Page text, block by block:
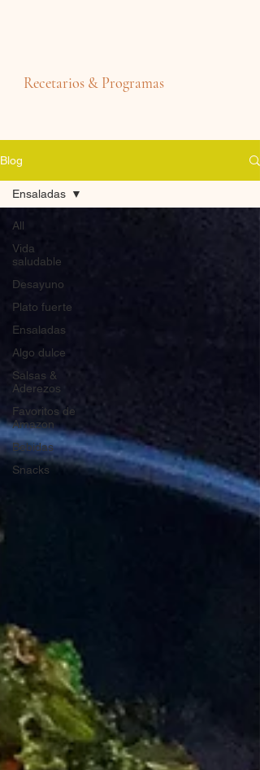
Recetarios & Programas
Blog
All
Vida
saludable
Desayuno
Plato fuerte
Ensaladas
Algo dulce
Salsas &
Aderezos
Favoritos de
Amazon
Bebidas
Snacks
Ensaladas